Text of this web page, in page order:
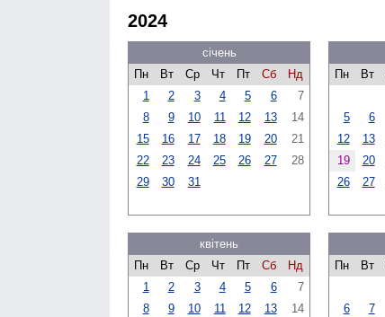
2024
січень
Пн
Вт Ср Чт Пт Сб
Нд
1
2 3 4 5 6
7
8
9 10 11 12 13
14
15
16 17 18 19 20
21
22
23 24 25 26 27
28
29
30 31
Пн
Вт
5
6
12
13
19
20
26
27
квітень
Пн
Вт Ср Чт Пт Сб
Нд
1
2 3 4 5 6
7
8
9 10 11 12 13
14
Пн
Вт
6
7